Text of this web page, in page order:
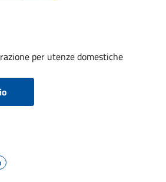
per utenze domestiche